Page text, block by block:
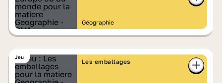
Géographie
Jeu
Les emballages